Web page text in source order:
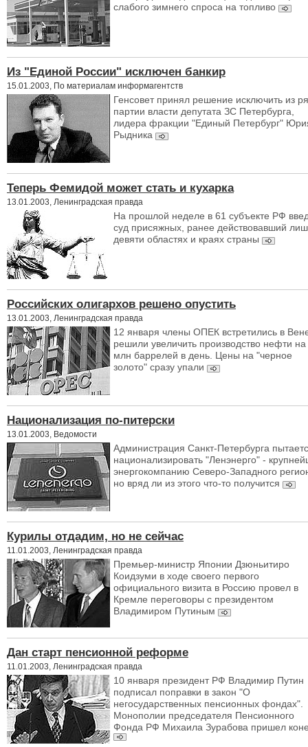
слабого зимнего спроса на топливо
Из "Единой России" исключен банкир
15.01.2003, По материалам информагентств
Генсовет принял решение исключить из
партии власти депутата ЗС Петербурга,
лидера фракции "Единый Петербург"
Рыдника
Теперь Фемидой может стать и кухарка
13.01.2003, Ленинградская правда
На прошлой неделе в 61 субъекте РФ
суд присяжных, ранее действовавший
девяти областях и краях страны
Российских олигархов решено опустить
13.01.2003, Ленинградская правда
12 января члены ОПЕК встретились в
решили увеличить производство нефти
млн баррелей в день. Цены на "черное
золото" сразу упали
Национализация по-питерски
13.01.2003, Ведомости
Администрация Санкт-Петербурга
национализировать "Ленэнерго" -
энергокомпанию Северо-Западного
но вряд ли из этого что-то получится
Курилы отдадим, но не сейчас
11.01.2003, Ленинградская правда
Премьер-министр Японии Дзюньитиро
Коидзуми в ходе своего первого
официального визита в Россию провел в
Кремле переговоры с президентом
Владимиром Путиным
Дан старт пенсионной реформе
11.01.2003, Ленинградская правда
10 января президент РФ Владимир Путин
подписал поправки в закон "О
негосударственных пенсионных фондах".
Монополии председателя Пенсионного
Фонда РФ Михаила Зурабова пришел